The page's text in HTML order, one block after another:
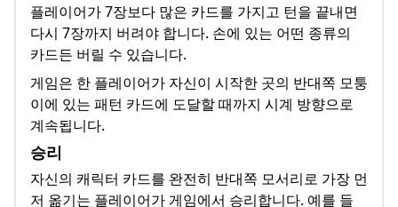
플레이어가 7장보다 많은 카드를 가지고 턴을 끝내면
다시 7장까지 버려야 합니다. 손에 있는 어떤 종류의
카드든 버릴 수 있습니다.
게임은 한 플레이어가 자신이 시작한 곳의 반대쪽 모퉁
이에 있는 패턴 카드에 도달할 때까지 시계 방향으로
계속됩니다.
승리
자신의 캐릭터 카드를 완전히 반대쪽 모서리로 가장 먼
저 옮기는 플레이어가 게임에서 승리합니다. 예를 들